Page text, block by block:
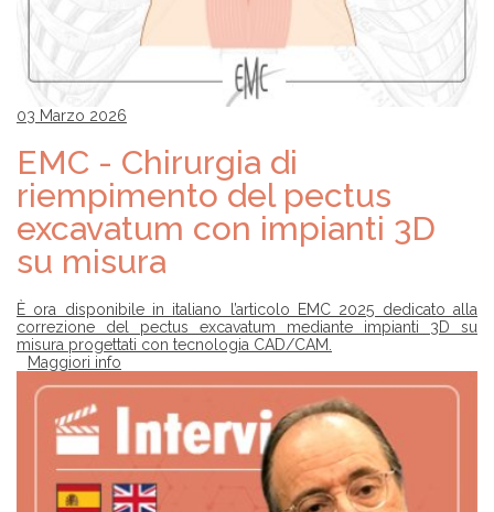
03 Marzo 2026
EMC - Chirurgia di
riempimento del pectus
excavatum con impianti 3D
su misura
È ora disponibile in italiano l’articolo EMC 2025 dedicato alla
correzione del pectus excavatum mediante impianti 3D su
misura progettati con tecnologia CAD/CAM.
Maggiori info